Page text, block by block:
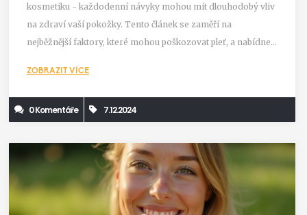
kosmetiku - každodenní návyky mohou mít dlouhodobý vliv
na zdraví vaší pokožky. Tento článek se zaměří na
nejběžnější faktory, které mohou poškozovat pleť, a nabídne
tipů a triků můžete chránit svou pleť a zajistit si, že vypadá
mladě a zdravě.
ZOBRAZIT VÍCE
0 Komentáře 7.12.2024